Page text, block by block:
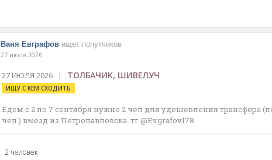
Ваня Евграфов ищет попутчиков
27 июля 2026
27 ИЮЛЯ 2026 | ТОЛБАЧИК, ШИВЕЛУЧ
ИЩУ С КЕМ СХОДИТЬ
Едем с 2 по 7 сентября нужно 2 чел для удешевления трансфера
чел ) выезд из Петропавловска. тг @Evgrafov178
2 человек